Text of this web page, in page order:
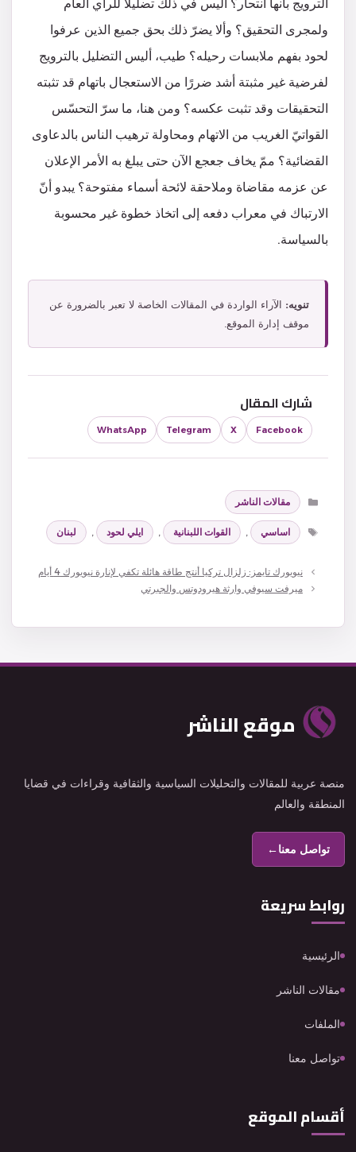
الترويج بأنها انتحار؟ أليس في ذلك تضليلًا للرأي العام
ولمجرى التحقيق؟ وألا يضرّ ذلك بحق جميع الذين عرفوا
لحود بفهم ملابسات رحيله؟ طيب، أليس التضليل بالترويج
لفرضية غير مثبتة أشد ضررًا من الاستعجال باتهام قد تثبته
التحقيقات وقد تثبت عكسه؟ ومن هنا، ما سرّ التحسّس
القواتيّ الغريب من الاتهام ومحاولة ترهيب الناس بالدعاوى
القضائية؟ ممّ يخاف جعجع الآن حتى يبلغ به الأمر الإعلان
عن عزمه مقاضاة وملاحقة لائحة أسماء مفتوحة؟ يبدو أنّ
الارتباك في معراب دفعه إلى اتخاذ خطوة غير محسوبة
بالسياسة.
تنويه: الآراء الواردة في المقالات الخاصة لا تعبر بالضرورة عن
موقف إدارة الموقع.
شارك المقال
Facebook
X
Telegram
WhatsApp
التصنيفات
مقالات الناشر
الوسوم
اساسي , القوات اللبنانية , ايلي لحود , لبنان
نيويورك تايمز: زلزال تركيا أنتج طاقة هائلة تكفي لإنارة نيويورك 4 أيام
ميرفت سيوفي وارثة هيرودوتس والجبرتي
موقع الناشر
منصة عربية للمقالات والتحليلات السياسية والثقافية وقراءات في قضايا
المنطقة والعالم
تواصل معنا←
روابط سريعة
الرئيسية
مقالات الناشر
الملفات
تواصل معنا
أقسام الموقع